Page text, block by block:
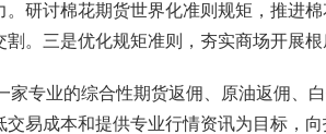
研讨棉花期货世界化准则规矩，推进棉
。三是优化规矩准则，夯实商场开展根
家专业的综合性期货返佣、原油返佣、
易成本和提供专业行情资讯为目标，向